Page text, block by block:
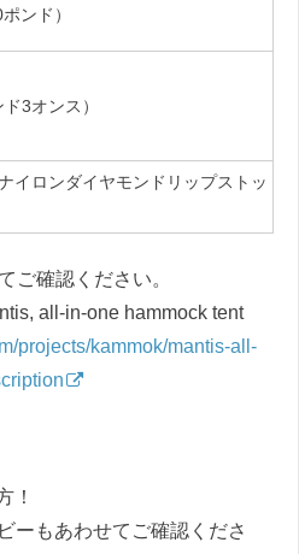
ンド）
3オンス）
イロンダイヤモンドリップストッ
ご確認ください。
all-in-one hammock tent
projects/kammok/mantis-all-
！
ーもあわせてご確認くださ